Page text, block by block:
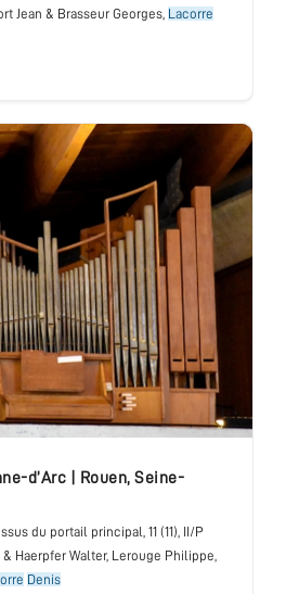
Jean & Brasseur Georges,
Lacorre
d’Arc Rouen, Seine-
du portail principal , 11 (11), II/P
& Haerpfer Walter, Lerouge Philippe,
Denis